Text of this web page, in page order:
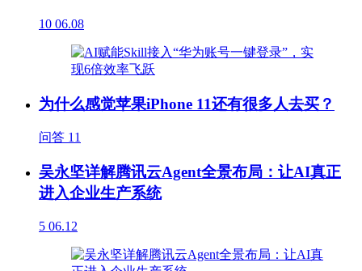
10 06.08
为什么感觉苹果iPhone 11还有很多人去买？
问答 11
吴永坚详解腾讯云Agent全景布局：让AI真正
进入企业生产系统
5 06.12